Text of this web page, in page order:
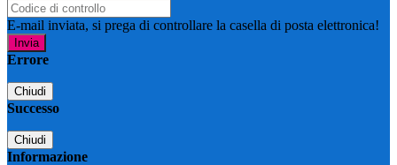
E-mail inviata, si prega di controllare la casella di posta elettronica!
Errore
Chiudi
Successo
Chiudi
Informazione